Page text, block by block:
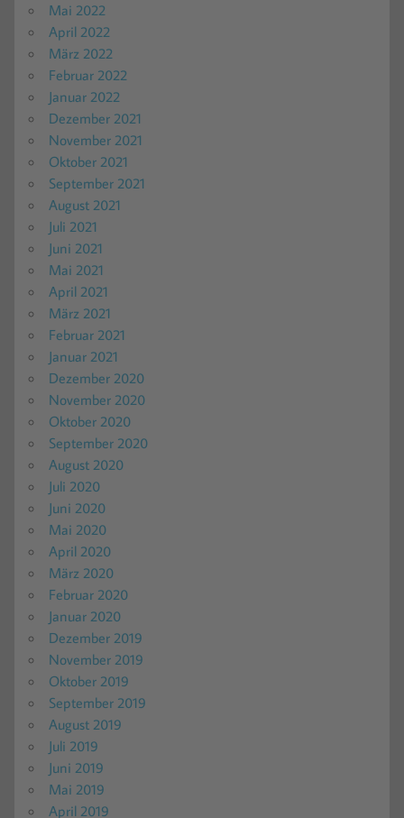
Mai 2022
April 2022
März 2022
Februar 2022
Januar 2022
Dezember 2021
November 2021
Oktober 2021
September 2021
August 2021
Juli 2021
Juni 2021
Mai 2021
April 2021
März 2021
Februar 2021
Januar 2021
Dezember 2020
November 2020
Oktober 2020
September 2020
August 2020
Juli 2020
Juni 2020
Mai 2020
April 2020
März 2020
Februar 2020
Januar 2020
Dezember 2019
November 2019
Oktober 2019
September 2019
August 2019
Juli 2019
Juni 2019
Mai 2019
April 2019